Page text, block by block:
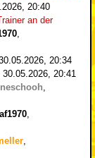
20:40
an der
20:34
30.05.2026, 20:41